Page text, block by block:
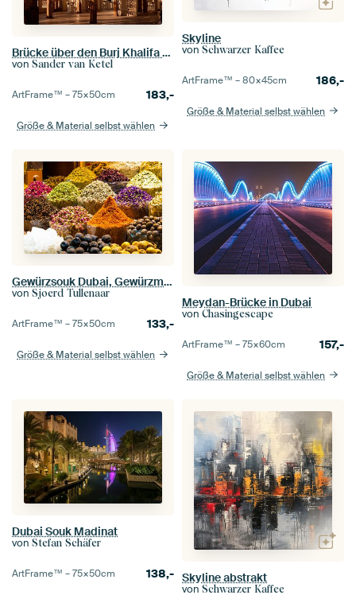
Brücke über den Burj Khalifa Lake
von Sander van Ketel
ArtFrame™ –75×50cm 183,-
Größe & Material selbst wählen
Skyline
von Schwarzer Kaffee
ArtFrame™ –80×45cm 186,-
Größe & Material selbst wählen
Gewürzsouk Dubai, Gewürzmarkt Dubai, farbenfrohe Gewürze
von Sjoerd Tullenaar
ArtFrame™ –75×50cm 133,-
Größe & Material selbst wählen
Meydan-Brücke in Dubai
von Chasingescape
ArtFrame™ –75×60cm 157,-
Größe & Material selbst wählen
Dubai Souk Madinat
von Stefan Schäfer
ArtFrame™ –75×50cm 138,- Skyline abstrakt
von Schwarzer Kaffee